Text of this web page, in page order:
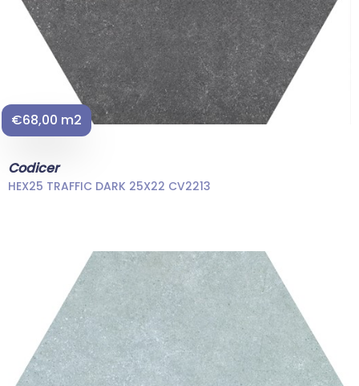
€68,00 m2
Codicer
HEX25 TRAFFIC DARK 25X22 CV2213